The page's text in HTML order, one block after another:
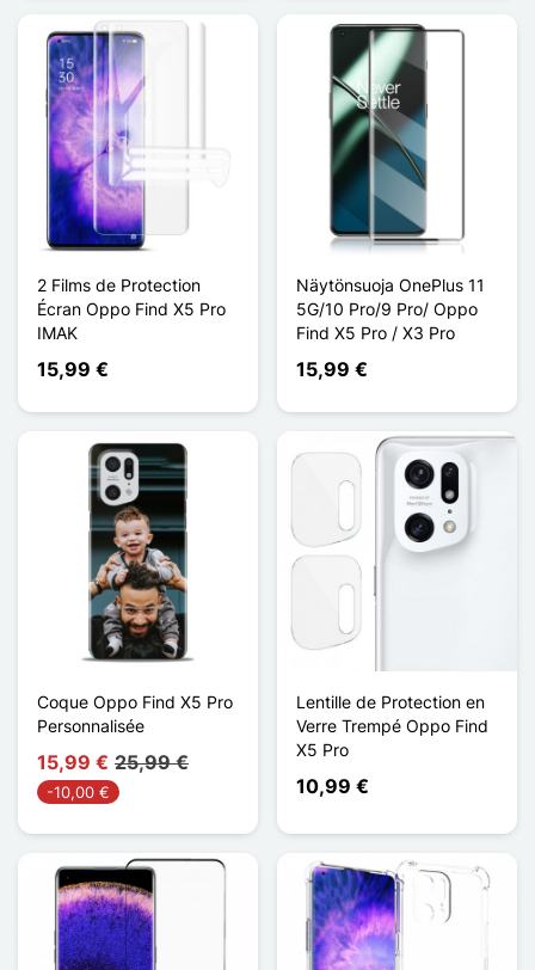
2 Films de Protection
Écran Oppo Find X5 Pro
IMAK
15,99 €
Näytönsuoja OnePlus 11
5G/10 Pro/9 Pro/ Oppo
Find X5 Pro / X3 Pro
15,99 €
Coque Oppo Find X5 Pro
Personnalisée
15,99 € 25,99 €
-10,00 €
Lentille de Protection en
Verre Trempé Oppo Find
X5 Pro
10,99 €